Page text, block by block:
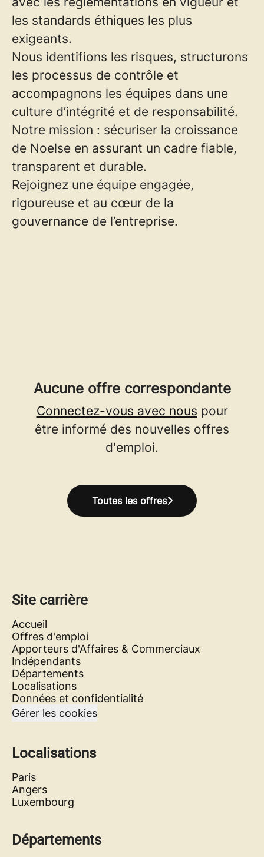
les standards éthiques les plus
exigeants.
Nous identifions les risques, structurons
les processus de contrôle et
accompagnons les équipes dans une
culture d’intégrité et de responsabilité.
Notre mission : sécuriser la croissance
de Noelse en assurant un cadre fiable,
transparent et durable.
Rejoignez une équipe engagée,
rigoureuse et au cœur de la
gouvernance de l’entreprise.
Aucune offre correspondante
Connectez-vous avec nous pour
être informé des nouvelles offres
d'emploi.
Toutes les offres
Site carrière
Accueil
Offres d'emploi
Apporteurs d'Affaires & Commerciaux
Indépendants
Départements
Localisations
Données et confidentialité
Gérer les cookies
Localisations
Paris
Angers
Luxembourg
Départements